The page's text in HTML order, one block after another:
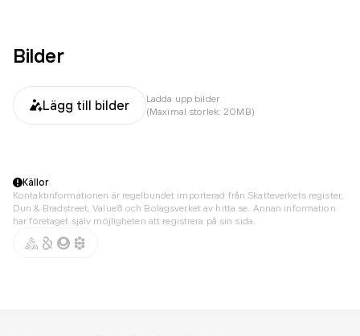
Bilder
Lägg till bilder
Ladda upp bilder
(Maximal storlek: 20MB)
Källor
Kontaktinformationen är regelbundet importerad från Skatteverkets register,
Dun & Bradstreet, Value8 och Bolagsverket av hitta.se. Annan information
har företaget själv möjligheten att registrera på sin sida.